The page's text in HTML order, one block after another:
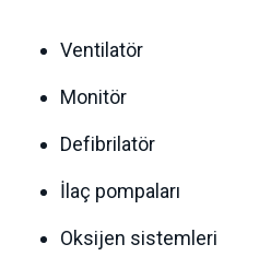
Ventilatör
Monitör
Defibrilatör
İlaç pompaları
Oksijen sistemleri